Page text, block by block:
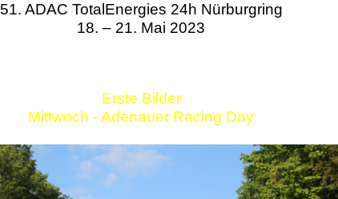
51. ADAC TotalEnergies 24h Nürburgring
18. – 21. Mai 2023
Erste Bilder
Mittwoch - Adenauer Racing Day